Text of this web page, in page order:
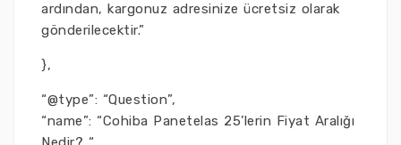
ardından, kargonuz adresinize ücretsiz olarak
gönderilecektir.”
},
“@type”: “Question”,
“name”: “Cohiba Panetelas 25’lerin Fiyat Aralığı